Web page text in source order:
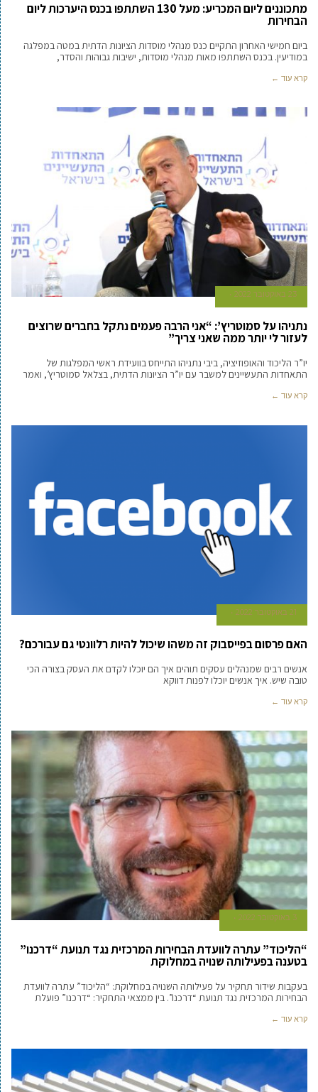
מתכוננים ליום המכריע: מעל 130 השתתפו בכנס היערכות ליום
הבחירות
ביום חמישי האחרון התקיים כנס מנהלי מוסדות הציונות הדתית במטה במפלגה
במודיעין. בכנס השתתפו מאות מנהלי מוסדות, ישיבות גבוהות והסדר,
קרא עוד ←
23 באוקטובר 2022
נתניהו על סמוטריץ’: “אני הרבה פעמים נתקל בחברים שרוצים
לעזור לי יותר ממה שאני צריך”
יו”ר הליכוד והאופוזיציה, ביבי נתניהו התייחס בוועידת ראשי המפלגות של
התאחדות התעשיינים למשבר עם יו”ר הציונות הדתית, בצלאל סמוטריץ’, ואמר
קרא עוד ←
21 באוקטובר 2022
האם פרסום בפייסבוק זה משהו שיכול להיות רלוונטי גם עבורכם?
אנשים רבים שמנהלים עסקים תוהים איך הם יוכלו לקדם את העסק בצורה הכי
טובה שיש. איך אנשים יוכלו לפנות דווקא
קרא עוד ←
3 באוקטובר 2022
“הליכוד” עתרה לוועדת הבחירות המרכזית נגד תנועת “דרכנו”
בטענה בפעילותה שנויה במחלוקת
בעקבות שידור תחקיר על פעילותה השנויה במחלוקת: “הליכוד” עתרה לוועדת
הבחירות המרכזית נגד תנועת “דרכנו”. בין ממצאי התחקיר: “דרכנו” פועלת
קרא עוד ←